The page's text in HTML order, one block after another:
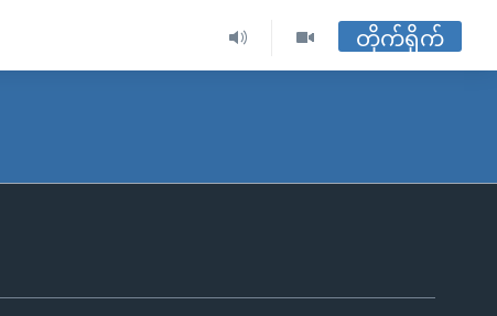
တိုက်ရိုက်